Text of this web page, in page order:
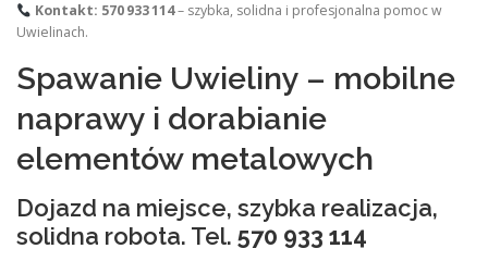
Kontakt: 570 933 114– szybka, solidna i profesjonalna pomoc w
Uwielinach.
Spawanie Uwieliny – mobilne
naprawy i dorabianie
elementów metalowych
Dojazd na miejsce, szybka realizacja,
solidna robota. Tel. 570 933 114